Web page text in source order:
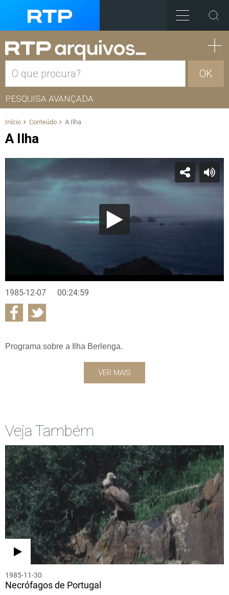
OK
PESQUISA AVANÇADA
Início Conteúdo A Ilha
A Ilha
1985-12-07 00:24:59
Programa sobre a Ilha Berlenga.
VER MAIS
Veja Também
1985-11-30
Necrófagos de Portugal